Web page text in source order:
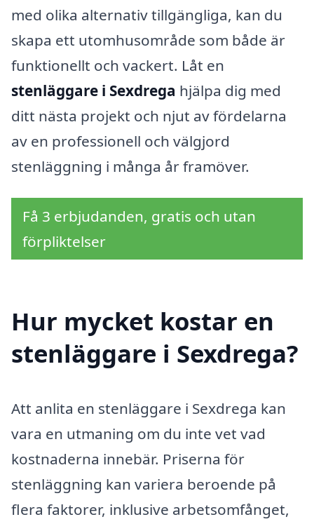
med olika alternativ tillgängliga, kan du
skapa ett utomhusområde som både är
funktionellt och vackert. Låt en
stenläggare i Sexdrega hjälpa dig med
ditt nästa projekt och njut av fördelarna
av en professionell och välgjord
stenläggning i många år framöver.
Få 3 erbjudanden, gratis och utan
förpliktelser
Hur mycket kostar en
stenläggare i Sexdrega?
Att anlita en stenläggare i Sexdrega kan
vara en utmaning om du inte vet vad
kostnaderna innebär. Priserna för
stenläggning kan variera beroende på
flera faktorer, inklusive arbetsomfånget,